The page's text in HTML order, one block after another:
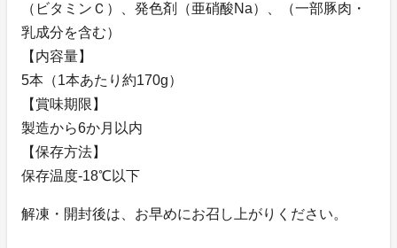
（ビタミンＣ）、発色剤（亜硝酸Na）、（一部豚肉・
乳成分を含む）
【内容量】
5本（1本あたり約170g）
【賞味期限】
製造から6か月以内
【保存方法】
保存温度-18℃以下
解凍・開封後は、お早めにお召し上がりください。